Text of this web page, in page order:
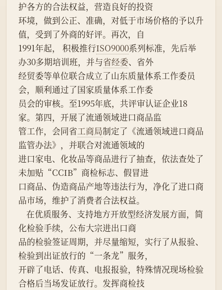
护各方的合法权益，营造良好的投资
环境，做到公正、准确，对低于市场价格的予以升
值，受到了外商的好评。再次，自
1991年起， 积极推行ISO9000系列标准，先后举
办30多期培训班，并与省经委、省外
经贸委等单位联合成立了山东质量体系工作委员
会，顺利通过了国家质量体系工作委
员会的审核。至1995年底，共评审认证企业18
家。第四，开展了流通领域进口商品监
管工作，会同省工商局制定了《流通领域进口商品
监管办法》，并联合对流通领域的
进口家电、化妆品等商品进行了抽查，依法查处了
未加贴“CCIB”商检标志、假冒进
口商品、伪造商品产地等违法行为，净化了进口商
品市场，维护了消费者合法权益。
化检验手续，公布大宗进出口商
品的检验签证周期，并尽量缩短，实行了从报验、
检验到出证放行的“一条龙”服务，
开辟了电话、传真、电报报验，特殊情况现场检验
合格后当场发证放行。发挥商检技